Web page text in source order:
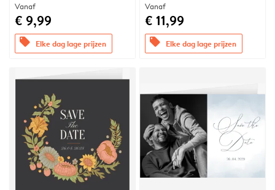
Vanaf
€ 9,99
offers Elke dag lage prijzen
Vanaf
€ 11,99
offers Elke dag lage prijzen